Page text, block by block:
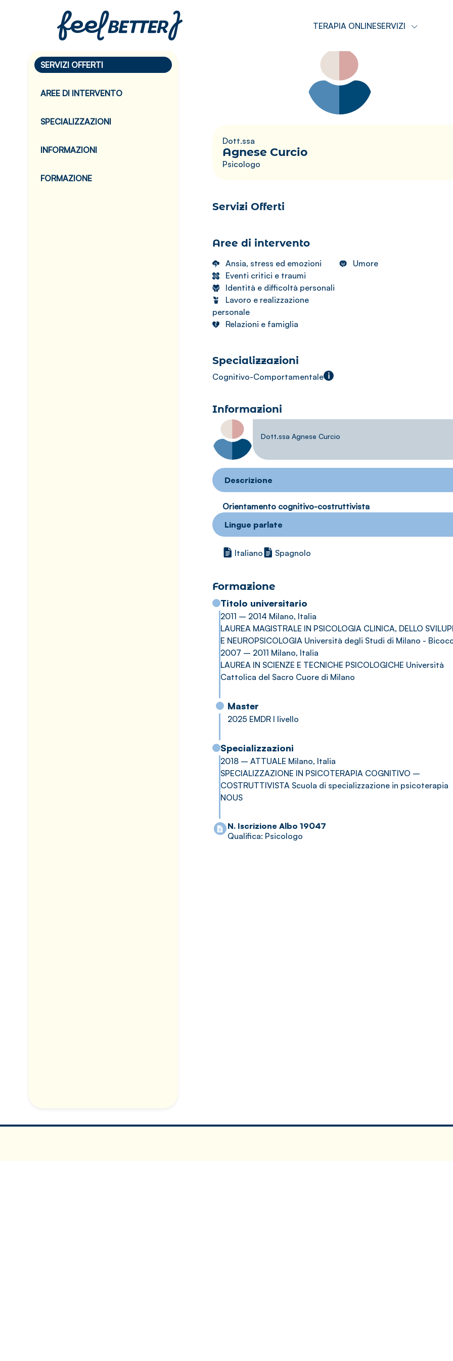
TERAPIA ONLINESERVIZI
SERVIZI OFFERTI
AREE DI INTERVENTO
SPECIALIZZAZIONI
INFORMAZIONI
FORMAZIONE
Dott.ssa
Agnese Curcio
Psicologo
Servizi Offerti
Aree di intervento
Ansia, stress ed emozioni
Eventi critici e traumi
Identità e difficoltà personali
Lavoro e realizzazione
personale
Relazioni e famiglia
Umore
Specializzazioni
Cognitivo-Comportamentale i
Informazioni
Dott.ssa Agnese Curcio
Descrizione
Orientamento cognitivo-costruttivista
Lingue parlate
Italiano Spagnolo
Formazione
Titolo universitario
2011 – 2014 Milano, Italia
LAUREA MAGISTRALE IN PSICOLOGIA CLINICA, DELLO
E NEUROPSICOLOGIA Università degli Studi di Milano -
2007 – 2011 Milano, Italia
LAUREA IN SCIENZE E TECNICHE PSICOLOGICHE Università
Cattolica del Sacro Cuore di Milano
Master
2025 EMDR I livello
Specializzazioni
2018 – ATTUALE Milano, Italia
SPECIALIZZAZIONE IN PSICOTERAPIA COGNITIVO –
COSTRUTTIVISTA Scuola di specializzazione in psicoterapia
NOUS
N. Iscrizione Albo 19047
Qualifica: Psicologo